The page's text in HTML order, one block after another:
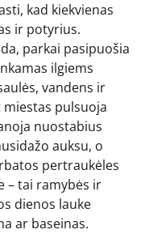
kad kiekvienas
ir potyrius.
parkai pasipuošia
ilgiems
vandens ir
pulsuoja
nuostabius
auksu, o
pertraukėles
– tai ramybės ir
dienos lauke
ar baseinas.